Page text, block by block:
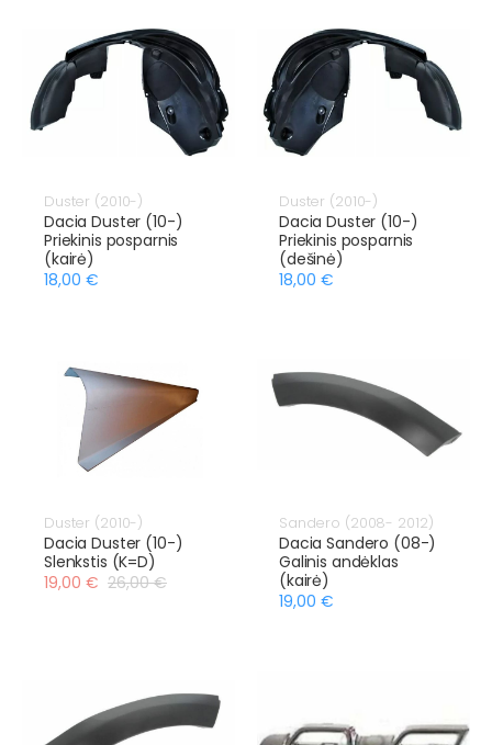
Duster (2010-)
Dacia Duster (10-)
Priekinis posparnis
(kairė)
18,00 €
Duster (2010-)
Dacia Duster (10-)
Priekinis posparnis
(dešinė)
18,00 €
Duster (2010-)
Dacia Duster (10-)
Slenkstis (K=D)
19,00 € 26,00 €
Sandero (2008- 2012)
Dacia Sandero (08-)
Galinis andėklas
(kairė)
19,00 €